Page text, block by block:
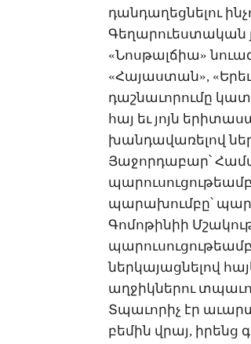
դան­դա­ղեց­նե­լու
­Գե­ղա­րո­ւես­տա­կան
«­Նոս­թալ­ճիա»
«­Հա­յաս­տան»,
դաշ­նա­ւո­րու­մը
հայ եւ յոյն
խան­դա­վա­ռե­լով
­Յա­ջոր­դա­բար՝
պա­րա­խում­բը՝
­Գո­մո­թի­նիի
ներ­կա­յաց­նե­լով
աղ­ջիկ­նե­րու
Տ­պա­ւո­րիչ էր
բե­մին վրայ, ի­րենց